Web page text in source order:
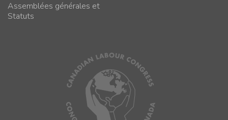
Assemblées générales et
Statuts